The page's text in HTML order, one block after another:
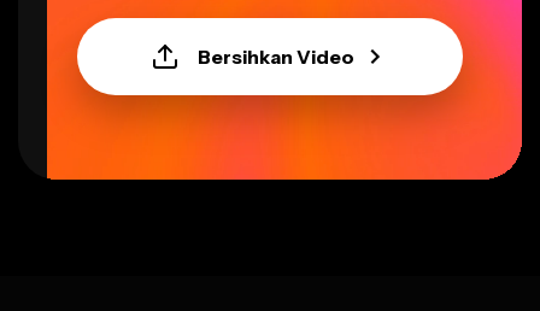
Bersihkan Video